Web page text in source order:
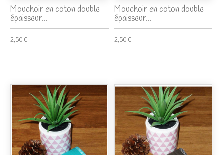
Mouchoir en coton double
épaisseur...
2,50 €
Mouchoir en coton double
épaisseur...
2,50 €